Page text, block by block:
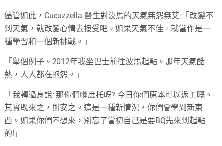
儘管如此，Cucuzzella 醫生對波馬的天氣無怨無艾:「改變不
到天氣，就改變心情去接受吧。如果天氣不佳，就當作是一
種學習和一個新挑戰。」
「舉個例子。2012年我坐巴士前往波馬起點。那年天氣酷
熱，人人都在抱怨。」
「我轉過身說: 那你們喺度托呀? 今日你們原本可以返工嘅。
其實既來之，則安之。這是一種新情況，你們會學到新東
西。如果你們不想來，別忘了當初自己是要BQ先來到起點
的!」